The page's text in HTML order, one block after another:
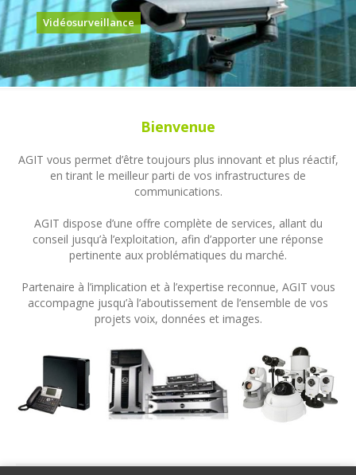
Vidéosurveillance
Bienvenue
AGIT vous permet d’être toujours plus innovant et plus réactif,
en tirant le meilleur parti de vos infrastructures de
communications.
AGIT dispose d’une offre complète de services, allant du
conseil jusqu’à l’exploitation, afin d’apporter une réponse
pertinente aux problématiques du marché.
Partenaire à l’implication et à l’expertise reconnue, AGIT vous
accompagne jusqu’à l’aboutissement de l’ensemble de vos
projets voix, données et images.